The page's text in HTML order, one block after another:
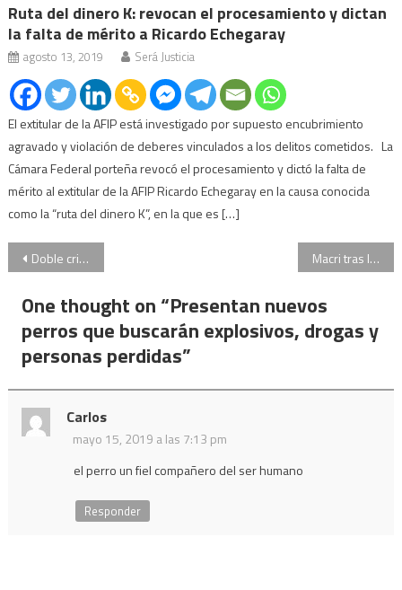
Ruta del dinero K: revocan el procesamiento y dictan
la falta de mérito a Ricardo Echegaray
agosto 13, 2019 Será Justicia
El extitular de la AFIP está investigado por supuesto encubrimiento
agravado y violación de deberes vinculados a los delitos cometidos. La
Cámara Federal porteña revocó el procesamiento y dictó la falta de
mérito al extitular de la AFIP Ricardo Echegaray en la causa conocida
como la “ruta del dinero K”, en la que es […]
Navegación
de
entradas
Doble crimen de Olivares y Yadón: Uruguay aceptó la extradición del principal acusado Macri tras la resolución de la Corte: “No queremos que haya impunidad”
One thought on “Presentan nuevos
perros que buscarán explosivos, drogas y
personas perdidas”
Carlos
mayo 15, 2019 a las 7:13 pm
el perro un fiel compañero del ser humano
Responder